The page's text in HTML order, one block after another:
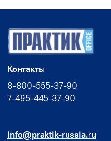
Контакты
8-800-555-37-90
7-495-445-37-90
info@praktik-russia.ru